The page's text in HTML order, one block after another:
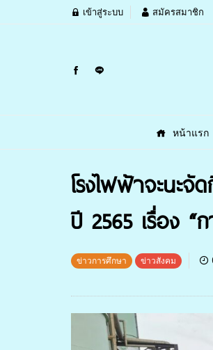
เข้าสู่ระบบ สมัครสมาชิก
หน้าแรก
โรงไฟฟ้าจะนะจั
ปี 2565 เรื่อง “
ข่าวการศึกษา ข่าวสังคม